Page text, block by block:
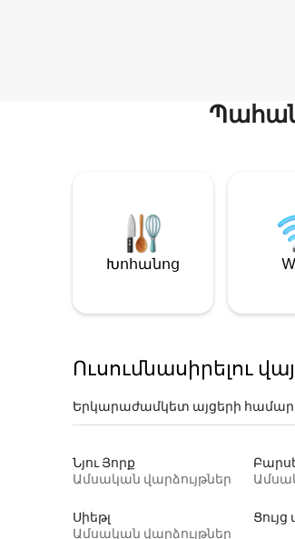
Խոհանոց
Ուսումնասիրելու
Երկարաժամկետ այցերի համար
Նյու Յորք
Ամսական վարձույթներ
Սիեթլ
Ամսական վարձույթներ